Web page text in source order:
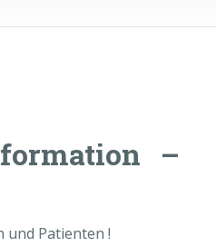
–
und Patienten !